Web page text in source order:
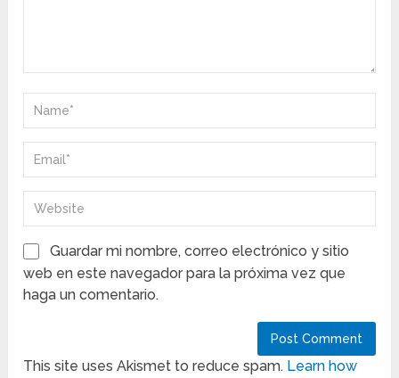
Guardar mi nombre, correo electrónico y sitio
web en este navegador para la próxima vez que
haga un comentario.
This site uses Akismet to reduce spam. Learn how